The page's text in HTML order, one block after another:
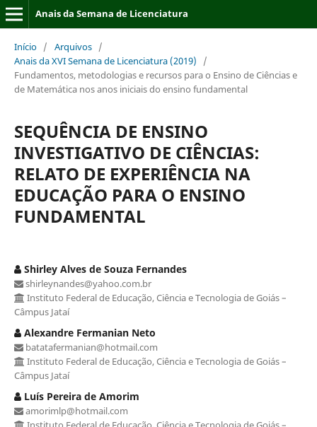
Anais da Semana de Licenciatura
Início / Arquivos /
Anais da XVI Semana de Licenciatura (2019)
/
Fundamentos, metodologias e recursos para o Ensino de Ciências e
de Matemática nos anos iniciais do ensino fundamental
SEQUÊNCIA DE ENSINO
INVESTIGATIVO DE CIÊNCIAS:
RELATO DE EXPERIÊNCIA NA
EDUCAÇÃO PARA O ENSINO
FUNDAMENTAL
Shirley Alves de Souza Fernandes
shirleynandes@yahoo.com.br
Instituto Federal de Educação, Ciência e Tecnologia de Goiás –
Câmpus Jataí
Alexandre Fermanian Neto
batatafermanian@hotmail.com
Instituto Federal de Educação, Ciência e Tecnologia de Goiás –
Câmpus Jataí
Luís Pereira de Amorim
amorimlp@hotmail.com